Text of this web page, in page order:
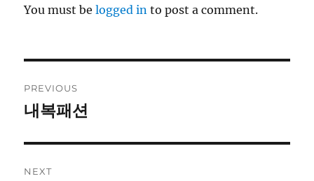
You must belogged in to post a comment.
navigation
PREVIOUS
Previous
내복패션
NEXT